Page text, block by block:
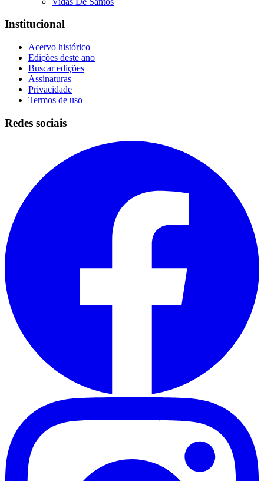
Institucional
Acervo histórico
Edições deste ano
Buscar edições
Assinaturas
Privacidade
Termos de uso
Redes sociais